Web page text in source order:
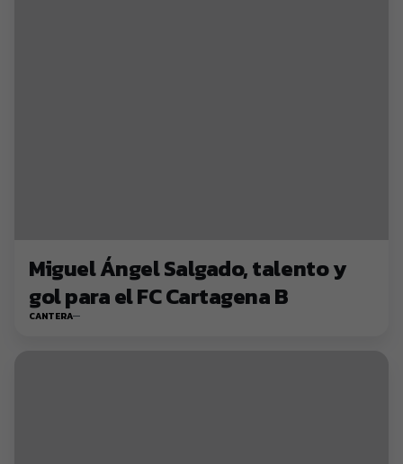
Miguel Ángel Salgado, talento y
gol para el FC Cartagena B
CANTERA